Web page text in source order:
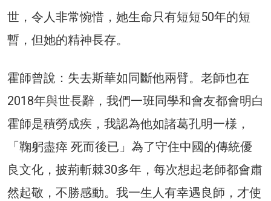
世，令人非常惋惜，她生命只有短短50年的短
暫，但她的精神長存。
霍師曾說：失去斯華如同斷他兩臂。老師也在
2018年與世長辭，我們一班同學和會友都會明白
霍師是積勞成疾，我認為他如諸葛孔明一様，
「鞠躬盡瘁 死而後已」為了守住中國的傳統優
良文化，披荊斬棘30多年，每次想起老師都會肅
然起敬，不勝感動。我一生人有幸遇良師，才使